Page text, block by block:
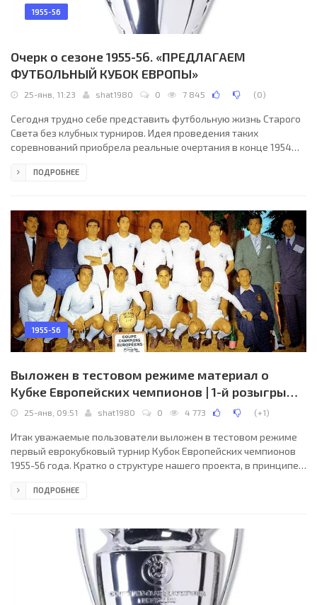
1955-56
Очерк о сезоне 1955-56. «ПРЕДЛАГАЕМ
ФУТБОЛЬНЫЙ КУБОК ЕВРОПЫ»
25-янв, 11:23 shat1980 0 7 845 (0)
Сегодня трудно себе представить футбольную жизнь Старого
Света без клубных турниров. Идея проведения таких
соревнований приобрела реальные очертания в конце 1954
журналистов французской спортивной газеты «Экип» и, в
набранный крупными буквами, увидели французы 16 декабря
1954 года, развернув свежий номер крупнейшей европейской
газеты
ПОДРОБНЕЕ
1955-56
Выложен в тестовом режиме материал о
Кубке Европейских чемпионов | 1-й розыгрыш
© 1955/1956
25-янв, 09:51 shat1980 0 4 773 (+1)
Итак уважаемые пользователи выложен в тестовом режиме
первый еврокубковый турнир Кубок Европейских чемпионов
1955-56 года. Кратко о структуре нашего проекта, в принципе
чемпионов и Лиги чемпионов - http://www.eurocups-
1955/56), сейчас администрация нашего сайта производит
определенные наладки, и в ближайшее время мы оперативно
ПОДРОБНЕЕ